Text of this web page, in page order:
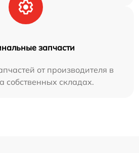
запчасти
от производителя в
собственных складах.